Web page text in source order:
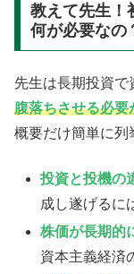
教えて先生！
何が必要なの
先生は長期投資で
腹落ちさせる必要
概要だけ簡単に列
投資と投機の
成し遂げるに
株価が長期的
資本主義経済